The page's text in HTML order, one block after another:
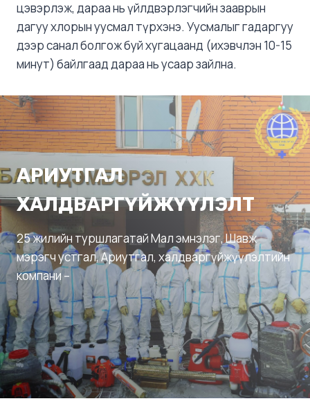
цэвэрлэж, дараа нь үйлдвэрлэгчийн зааврын
дагуу хлорын уусмал түрхэнэ. Уусмалыг гадаргуу
дээр санал болгож буй хугацаанд (ихэвчлэн 10-15
минут) байлгаад дараа нь усаар зайлна.
АРИУТГАЛ
ХАЛДВАРГҮЙЖҮҮЛЭЛТ
25 жилийн туршлагатай Мал эмнэлэг, Шавж
мэрэгч устгал, Ариутгал, халдваргүйжүүлэлтийн
компани –